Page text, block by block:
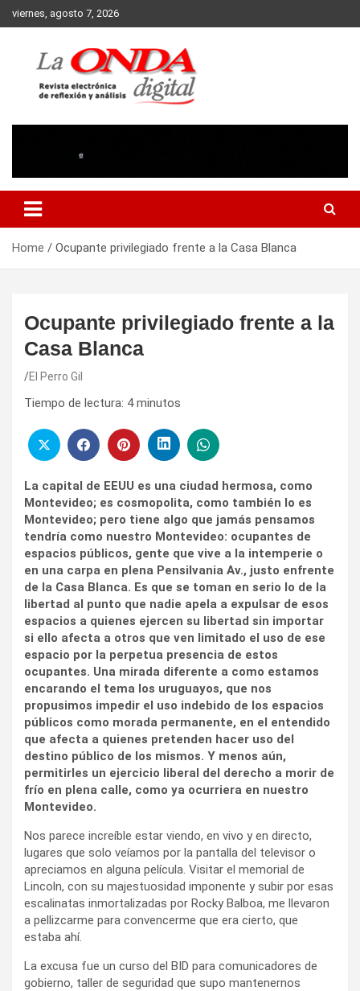
Skip
to
viernes, agosto 7, 2026
Home Ocupante privilegiado frente a la Casa Blanca
Ocupante privilegiado frente a la
Casa Blanca
El Perro Gil
Tiempo de lectura: 4 minutos
La capital de EEUU es una ciudad hermosa, como
Montevideo; es cosmopolita, como también lo es
Montevideo; pero tiene algo que jamás pensamos
tendría como nuestro Montevideo: ocupantes de
espacios públicos, gente que vive a la intemperie o
en una carpa en plena Pensilvania Av., justo enfrente
de la Casa Blanca. Es que se toman en serio lo de la
libertad al punto que nadie apela a expulsar de esos
espacios a quienes ejercen su libertad sin importar
si ello afecta a otros que ven limitado el uso de ese
espacio por la perpetua presencia de estos
ocupantes. Una mirada diferente a como estamos
encarando el tema los uruguayos, que nos
propusimos impedir el uso indebido de los espacios
públicos como morada permanente, en el entendido
que afecta a quienes pretenden hacer uso del
destino público de los mismos. Y menos aún,
permitirles un ejercicio liberal del derecho a morir de
frío en plena calle, como ya ocurriera en nuestro
Montevideo.
Nos parece increíble estar viendo, en vivo y en directo,
lugares que solo veíamos por la pantalla del televisor o
apreciamos en alguna película. Visitar el memorial de
Lincoln, con su majestuosidad imponente y subir por esas
escalinatas inmortalizadas por Rocky Balboa, me llevaron
a pellizcarme para convencerme que era cierto, que
estaba ahí.
La excusa fue un curso del BID para comunicadores de
gobierno, taller de seguridad que supo mantenernos